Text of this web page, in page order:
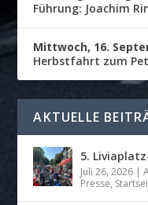
Führung: Joachim
Mittwoch, 16.
Herbstfahrt zum
AKTUELLE
5.
Juli 26, 2026 |
Presse,